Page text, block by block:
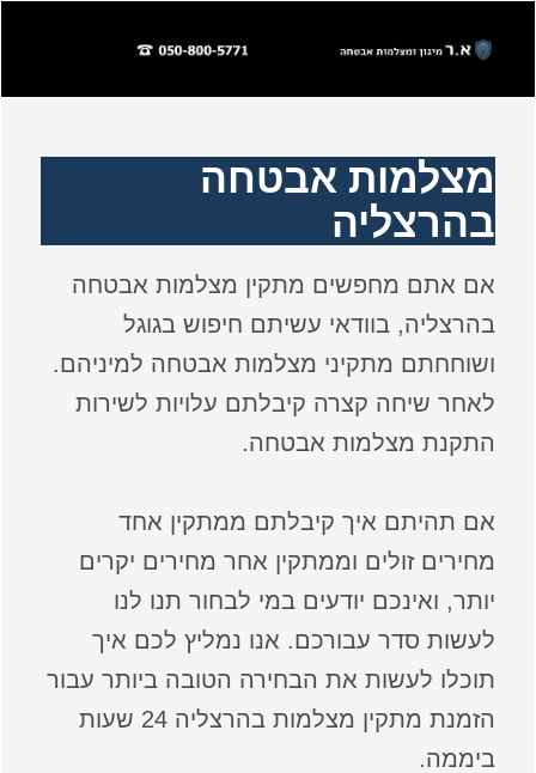
מצלמות אבטחה
בהרצליה
אם אתם מחפשים מתקין מצלמות אבטחה
בהרצליה, בוודאי עשיתם חיפוש בגוגל
ושוחחתם מתקיני מצלמות אבטחה למיניהם.
לאחר שיחה קצרה קיבלתם עלויות לשירות
התקנת מצלמות אבטחה.
אם תהיתם איך קיבלתם ממתקין אחד
מחירים זולים וממתקין אחר מחירים יקרים
יותר, ואינכם יודעים במי לבחור תנו לנו
לעשות סדר עבורכם. אנו נמליץ לכם איך
תוכלו לעשות את הבחירה הטובה ביותר עבור
הזמנת מתקין מצלמות בהרצליה 24 שעות
ביממה.